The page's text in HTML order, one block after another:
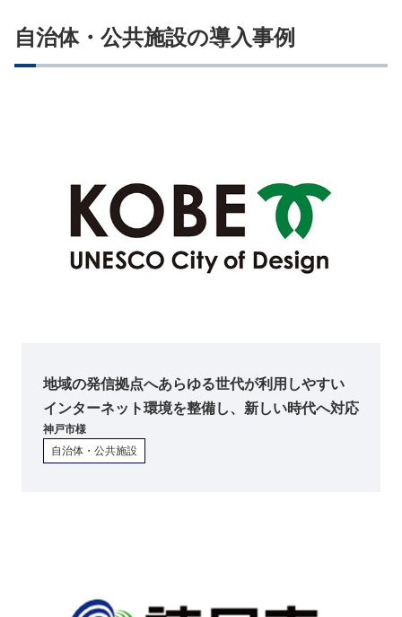
自治体・公共施設の導入事例
地域の発信拠点へあらゆる世代が利用しやすい
インターネット環境を整備し、新しい時代へ対応
神戸市様
自治体・公共施設